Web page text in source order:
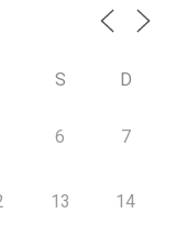
S D
6 7
13 14